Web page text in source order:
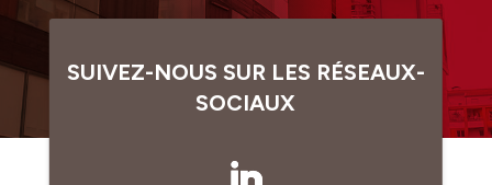
SUIVEZ-NOUS SUR LES RÉSEAUX-
SOCIAUX